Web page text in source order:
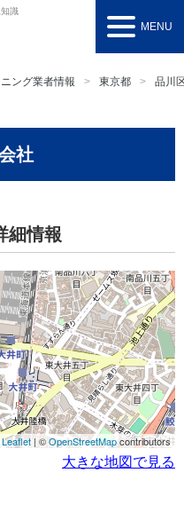
識
MENU
ング業者情報 東京都 品川
社
細情報
Leaflet| ©OpenStreetMapcontributors
大きな地図で見る